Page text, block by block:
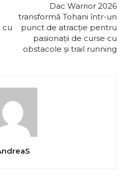
cu
Dac Warrior 2026
transformă Tohani într-un
punct de atracție pentru
pasionații de curse cu
obstacole și trail running